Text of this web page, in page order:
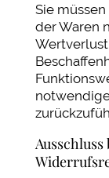
Sie
der Waren